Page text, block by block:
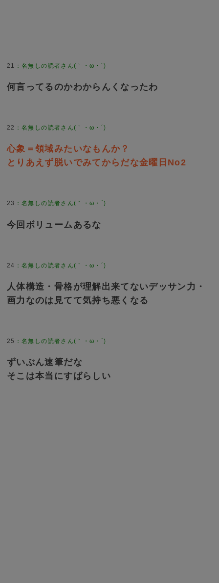
21 ：名無しの読者さん(｀・ω・´)
何言ってるのかわからんくなったわ
22 ：名無しの読者さん(｀・ω・´)
心象＝領域みたいなもんか？
とりあえず脱いでみてからだな金曜日No2
23 ：名無しの読者さん(｀・ω・´)
今回ボリュームあるな
24 ：名無しの読者さん(｀・ω・´)
人体構造・骨格が理解出来てないデッサン力・
画力なのは見てて気持ち悪くなる
25 ：名無しの読者さん(｀・ω・´)
ずいぶん速筆だな
そこは本当にすばらしい